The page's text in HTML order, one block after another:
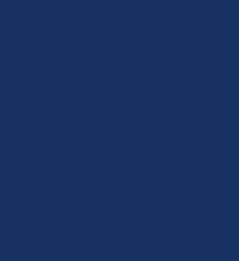
2. Большое